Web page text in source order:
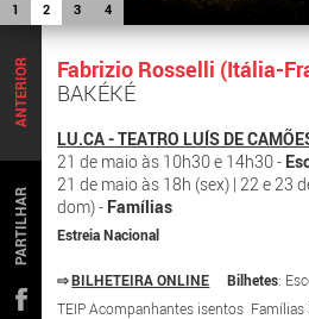
1 2 3 4
ANTERIOR
PARTILHAR
Fabrizio Rosselli (Itália-
BAKÉKÉ
LU.CA - TEATRO LUÍS DE
21 de maio às 10h30 e 14h30 -
21 de maio às 18h (sex) | 22 e 23
dom) - Famílias
Estreia Nacional
⇨BILHETEIRA ONLINE Bilhetes:
TEIP Acompanhantes isentos